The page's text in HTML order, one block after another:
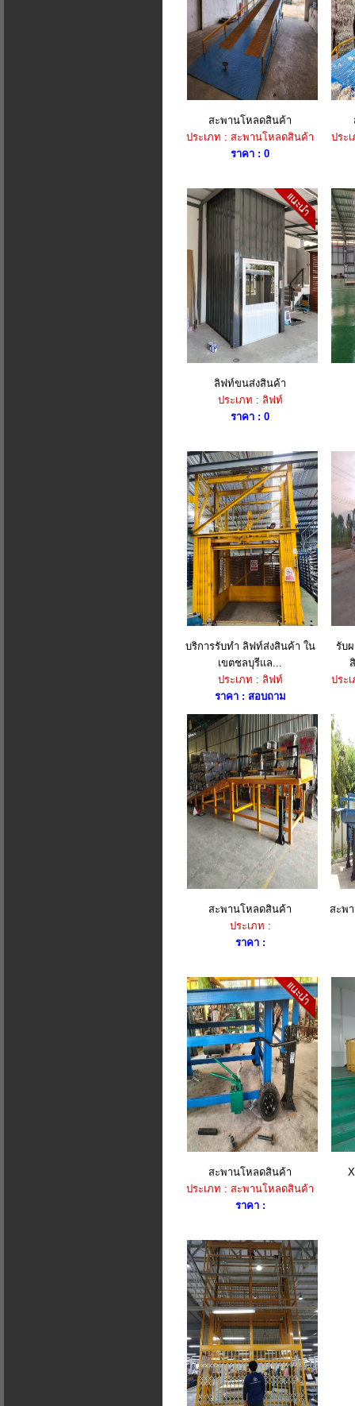
สะพานโหลดสินค้า
ประเภท : สะพานโหลดสินค้า
ราคา : 0
ประ
ลิฟท์ขนส่งสินค้า
ประเภท : ลิฟท์
ราคา : 0
บริการรับทำ ลิฟท์ส่งสินค้า ใน
เขตชลบุรีแล...
ประเภท : ลิฟท์
ราคา : สอบถาม
รับ
ประ
สะพานโหลดสินค้า
ประเภท :
ราคา :
สะพ
สะพานโหลดสินค้า
ประเภท : สะพานโหลดสินค้า
ราคา :